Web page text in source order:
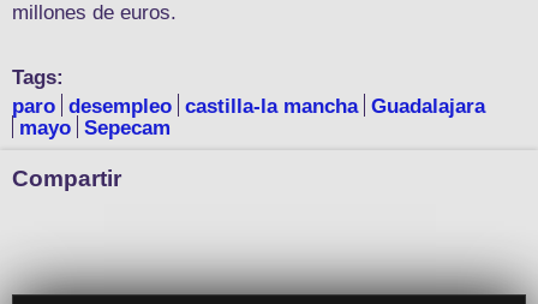
millones de euros.
Tags:
paro desempleo castilla-la mancha Guadalajara
mayo Sepecam
Compartir